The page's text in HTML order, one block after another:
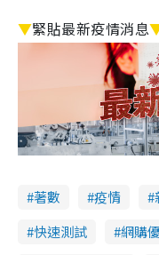
▼緊貼最新疫情消息
著數 疫情
快速測試
網購